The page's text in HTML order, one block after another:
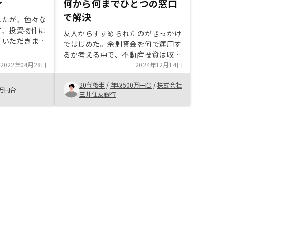
が、色々な
投資物件に
ただきまし
エティがあっ
と思いまし
他のエリア
色々選べる
。
2022年04月28日
円台
何から何までひとつの窓口
で解決
友人からすすめられたのがきっかけ
ではじめた。余剰資金を何で運用す
るか考える中で、不動産投資は収益
の安定性から魅力的に感じた。特に
RENOSYは、物件管理から修繕、申
告サポートまで全てひとつの窓口で
行えるので、簡単。
2024年12月14日
20代後半 / 年収500万円台 /株式会社
三井住友銀行